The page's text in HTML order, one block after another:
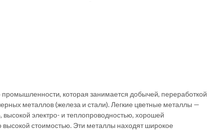
которая занимается добычей, переработкой
металлов (железа и стали). Легкие цветные металлы —
высокой электро- и теплопроводностью, хорошей
высокой стоимостью. Эти металлы находят широкое